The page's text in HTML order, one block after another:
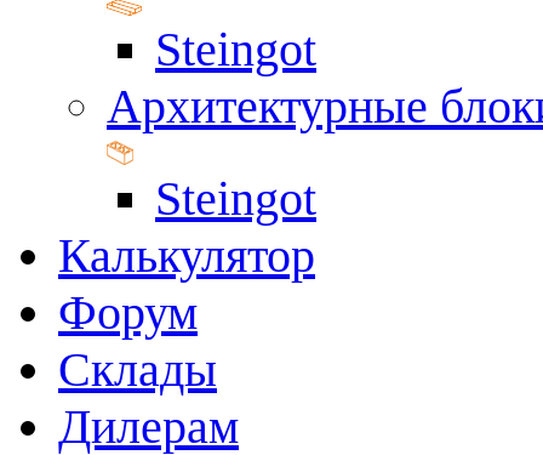
Steingot
Архитектурные
Steingot
Калькулятор
Форум
Склады
Дилерам